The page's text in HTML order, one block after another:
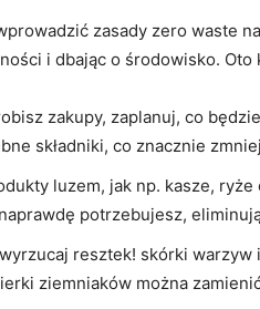
zasady zero waste
i dbając o środowisko.
zakupy, zaplanuj, co
składniki, co znacznie
luzem, jak np. kasze,
potrzebujesz,
resztek! skórki
ziemniaków można